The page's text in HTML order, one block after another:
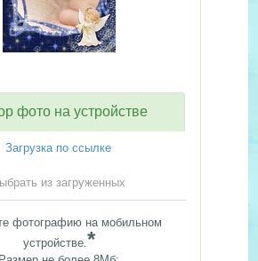
фото на устройстве
Загрузка по ссылке
из загруженных
фотографию на мобильном
устройстве.*